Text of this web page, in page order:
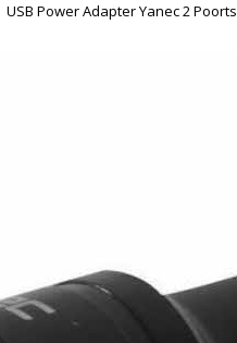
USB Power Adapter Yanec 2